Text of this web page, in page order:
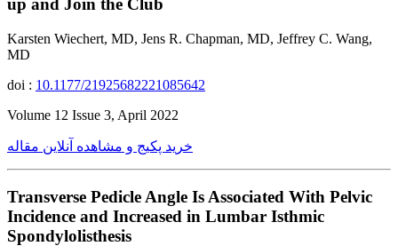
up and Join the Club
Karsten Wiechert, MD, Jens R. Chapman, MD, Jeffrey C. Wang,
MD
doi : 10.1177/21925682221085642
Volume 12 Issue 3, April 2022
خرید پکیج و مشاهده آنلاین مقاله
Transverse Pedicle Angle Is Associated With Pelvic
Incidence and Increased in Lumbar Isthmic
Spondylolisthesis